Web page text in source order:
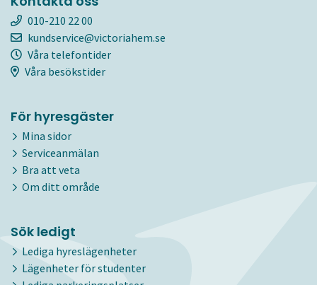
010-210 22 00
kundservice@victoriahem.se
Våra telefontider
Våra besökstider
För hyresgäster
Mina sidor
Serviceanmälan
Bra att veta
Om ditt område
Sök ledigt
Lediga hyreslägenheter
Lägenheter för studenter